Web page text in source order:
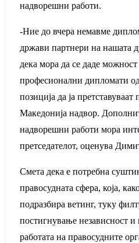
надворешни работи.
-Ние до вчера немавме
држави партнери на нашата
дека мора да се даде
професионални дипломати
позиција да ја
Македонија надвор.
надворешни работи мора
претседателот, оценува
Смета дека е потребна
правосудната сфера, која,
подразбира ветинг, туку
постигнување независност
работата на правосудните